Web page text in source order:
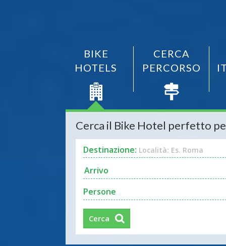
BIKE
HOTELS
CERCA
PERCORSO
Cerca il Bike Hotel perfetto
Destinazione: Località: Es. Roma
Persone
Cerca